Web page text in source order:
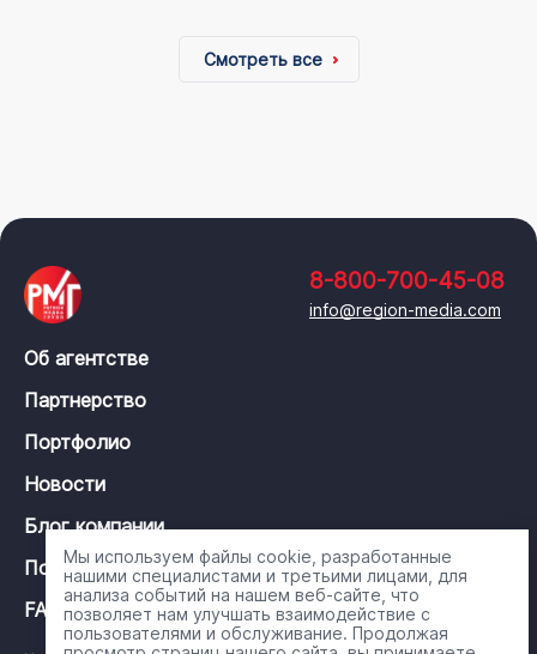
Смотреть все
8-800-700-45-08
info@region-media.com
Об агентстве
Партнерство
Портфолио
Новости
Блог компании
Политика конфиденциальности
FAQ
Мы используем файлы cookie, разработанные
нашими специалистами и третьими лицами, для
анализа событий на нашем веб-сайте, что
позволяет нам улучшать взаимодействие с
пользователями и обслуживание. Продолжая